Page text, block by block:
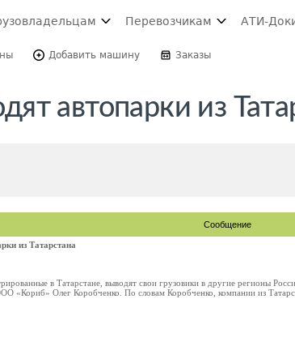
Перевозчикам АТИ-
Добавить машину Заказы
автопарки из
Сообщение
из Татарстана
в Татарстане, выводят свои грузовики в другие регионы
«Кориб» Олег Коробченко. По словам Коробченко, компании из